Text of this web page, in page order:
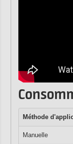
Méthode d'a
Manuelle